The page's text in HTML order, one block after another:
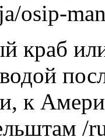
osip-
краб
к
/